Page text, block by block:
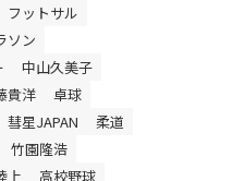
フットサル
ソン
中山久美子
貴洋
卓球
彗星JAPAN
柔道
竹園隆浩
上 高校野球